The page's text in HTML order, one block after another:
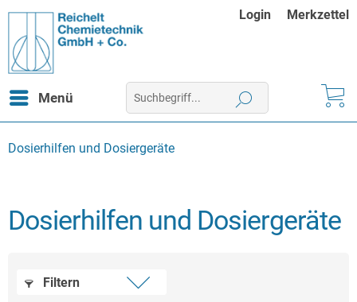
Login Merkzettel
Menü
Dosierhilfen und Dosiergeräte
Dosierhilfen und Dosiergeräte
Filtern